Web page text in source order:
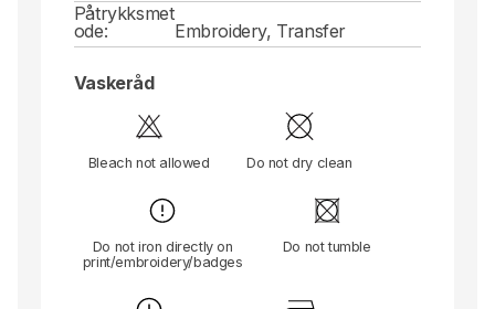
Påtrykksmet
ode:
Embroidery, Transfer
Vaskeråd
Bleach not allowed Do not dry clean
Do not iron directly on
print/embroidery/badges
Do not tumble